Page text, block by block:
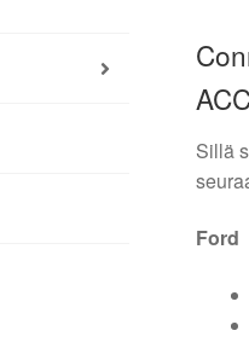
Sillä
Ford